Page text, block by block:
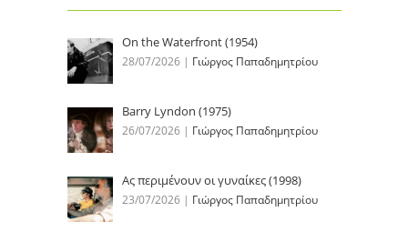
On the Waterfront (1954)
28/07/2026 | Γιώργος Παπαδημητρίου
Barry Lyndon (1975)
26/07/2026 | Γιώργος Παπαδημητρίου
Ας περιμένουν οι γυναίκες (1998)
23/07/2026 | Γιώργος Παπαδημητρίου